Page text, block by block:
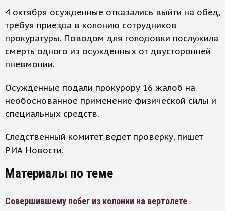
4 октября осужденные отказались выйти на обед,
требуя приезда в колонию сотрудников
прокуратуры. Поводом для голодовки послужила
смерть одного из осужденных от двусторонней
пневмонии.
Осужденные подали прокурору 16 жалоб на
необоснованное применение физической силы и
специальных средств.
Следственный комитет ведет проверку, пишет
РИА Новости.
Материалы по теме
Совершившему побег из колонии на вертолете